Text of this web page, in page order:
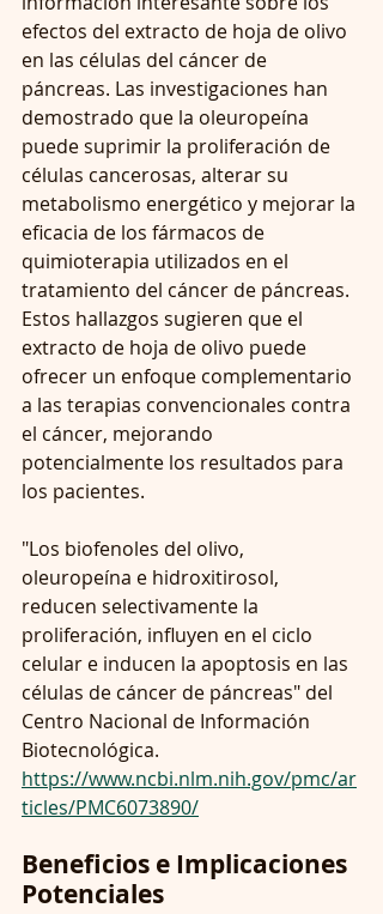
efectos del extracto de hoja de olivo
en las células del cáncer de
páncreas. Las investigaciones han
demostrado que la oleuropeína
puede suprimir la proliferación de
células cancerosas, alterar su
metabolismo energético y mejorar la
eficacia de los fármacos de
quimioterapia utilizados en el
tratamiento del cáncer de páncreas.
Estos hallazgos sugieren que el
extracto de hoja de olivo puede
ofrecer un enfoque complementario
a las terapias convencionales contra
el cáncer, mejorando
potencialmente los resultados para
los pacientes.
"Los biofenoles del olivo,
oleuropeína e hidroxitirosol,
reducen selectivamente la
proliferación, influyen en el ciclo
celular e inducen la apoptosis en las
células de cáncer de páncreas" del
Centro Nacional de Información
Biotecnológica.
https://www.ncbi.nlm.nih.gov/pmc/ar
ticles/PMC6073890/
Beneficios e Implicaciones
Potenciales